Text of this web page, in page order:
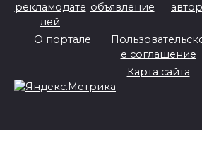
рекламодате
лей
объявление
О портале
е соглашение
Карта сайта